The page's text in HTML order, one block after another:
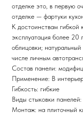
отделке это, в первую
отделке — фартуки
К достоинствам гибкой
эксплуатация более 20
облицовки;
числе личным
Состав панели:
Применение: В
Гибкость: гибкие
Виды стыковки панелей:
Монтаж: на плиточный